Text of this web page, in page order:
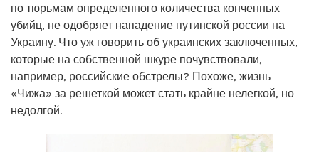
по тюрьмам определенного количества конченных
убийц, не одобряет нападение путинской россии на
Украину. Что уж говорить об украинских заключенных,
которые на собственной шкуре почувствовали,
например, российские обстрелы? Похоже, жизнь
«Чижа» за решеткой может стать крайне нелегкой, но
недолгой.